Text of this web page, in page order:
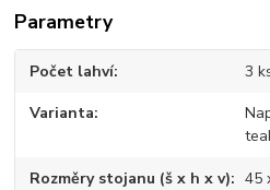
Parametry
Počet lahví 3
Varianta
Rozměry stojanu (š x h x v) 45